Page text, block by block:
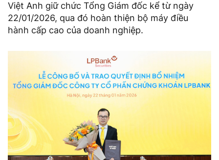
Việt Anh giữ chức Tổng Giám đốc kể từ ngày
22/01/2026, qua đó hoàn thiện bộ máy điều
hành cấp cao của doanh nghiệp.